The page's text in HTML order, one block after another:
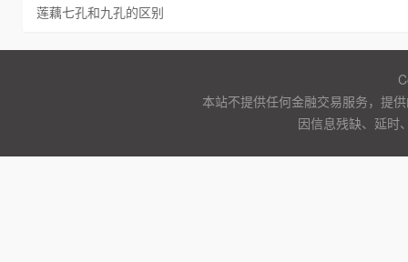
莲藕七孔和九孔的区别
本站不提供任何金融交易服务，提
因信息残缺、延时